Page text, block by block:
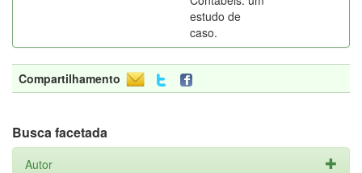
estudo de
caso.
Compartilhamento
Busca facetada
Autor